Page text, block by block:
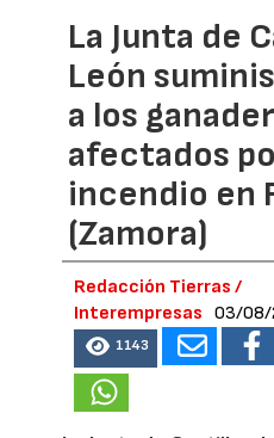
La Junta de
León
a los
afectados
incendio en
(Zamora)
Redacción Tierras /
Interempresas
03/08/
1143